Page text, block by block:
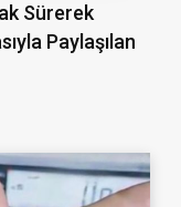
Sürerek
Paylaşılan